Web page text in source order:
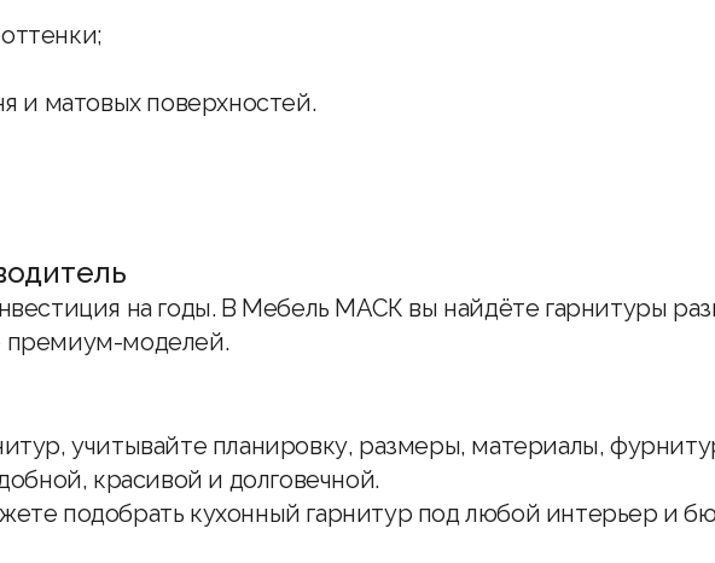
и матовых поверхностей.
на годы. В Мебель МАСК вы найдёте гарнитуры
премиум-моделей.
учитывайте планировку, размеры, материалы,
красивой и долговечной.
подобрать кухонный гарнитур под любой интерьер и